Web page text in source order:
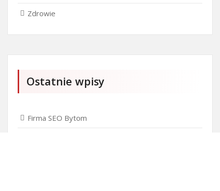
Zdrowie
Ostatnie wpisy
Firma SEO Bytom